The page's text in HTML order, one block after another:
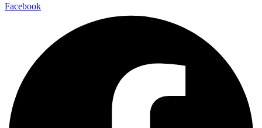
Facebook